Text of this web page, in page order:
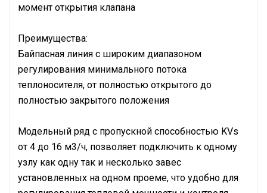
момент открытия клапана
Преимущества:
Байпасная линия с широким диапазоном
регулирования минимального потока
теплоносителя, от полностью открытого до
полностью закрытого положения
Модельный ряд с пропускной способностью KVs
от 4 до 16 м3/ч, позволяет подключить к одному
узлу как одну так и несколько завес
установленных на одном проеме, что удобно для